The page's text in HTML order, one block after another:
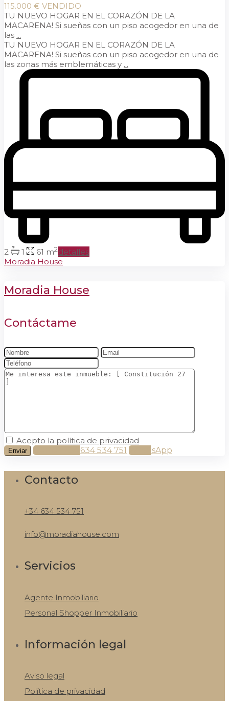
115.000 € VENDIDO
TU NUEVO HOGAR EN EL CORAZÓN DE LA
MACARENA! Si sueñas con un piso acogedor en una de
las ...
TU NUEVO HOGAR EN EL CORAZÓN DE LA
MACARENA! Si sueñas con un piso acogedor en una de
las zonas más emblemáticas y ...
2 1 61 m2 detalles
Moradia House
Moradia House
Contáctame
Acepto la política de privacidad
Llamar
+34 634 534 751 WhatsApp
Contacto
+34 634 534 751
info@moradiahouse.com
Servicios
Agente Inmobiliario
Personal Shopper Inmobiliario
Información legal
Aviso legal
Política de privacidad